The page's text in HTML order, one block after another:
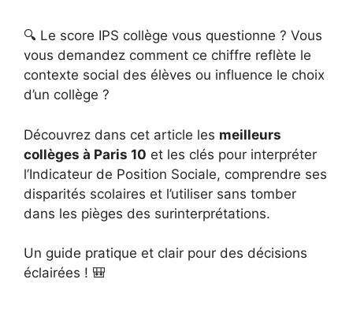
🔍 Le score IPS collège vous questionne ? Vous
vous demandez comment ce chiffre reflète le
contexte social des élèves ou influence le choix
d’un collège ?
Découvrez dans cet article les meilleurs
collèges à Paris 10 et les clés pour interpréter
l’Indicateur de Position Sociale, comprendre ses
disparités scolaires et l’utiliser sans tomber
dans les pièges des surinterprétations.
Un guide pratique et clair pour des décisions
éclairées ! 🎒